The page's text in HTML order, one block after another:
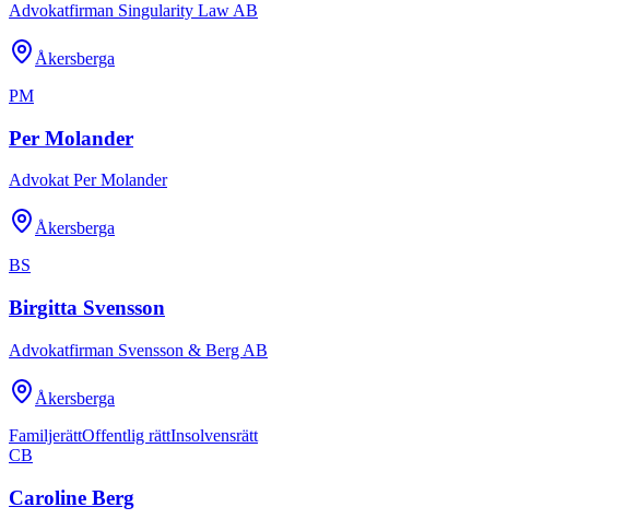
Advokatfirman Singularity Law AB
Åkersberga
PM
Per Molander
Advokat Per Molander
Åkersberga
BS
Birgitta Svensson
Advokatfirman Svensson & Berg AB
Åkersberga
FamiljerättOffentlig rättInsolvensrätt
CB
Caroline Berg